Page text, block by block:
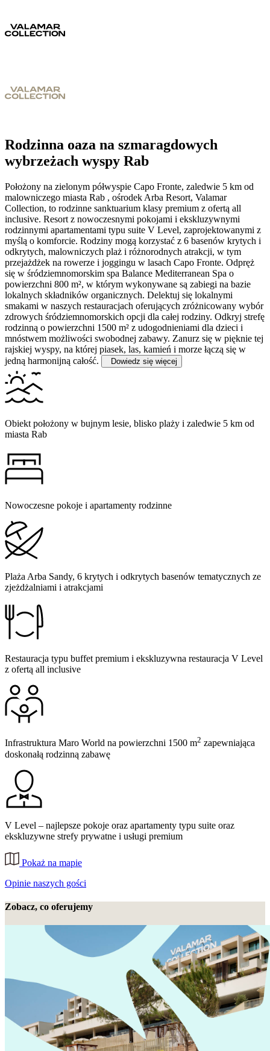
Rodzinna oaza na szmaragdowych
wybrzeżach wyspy Rab
Położony na zielonym półwyspie Capo Fronte, zaledwie 5 km od
malowniczego miasta Rab , ośrodek Arba Resort, Valamar
Collection, to rodzinne sanktuarium klasy premium z ofertą all
inclusive. Resort z nowoczesnymi pokojami i ekskluzywnymi
rodzinnymi apartamentami typu suite V Level, zaprojektowanymi z
myślą o komforcie. Rodziny mogą korzystać z 6 basenów krytych i
odkrytych, malowniczych plaż i różnorodnych atrakcji, w tym
przejażdżek na rowerze i joggingu w lasach Capo Fronte. Odpręż
się w śródziemnomorskim spa Balance Mediterranean Spa o
powierzchni 800 m², w którym wykonywane są zabiegi na bazie
lokalnych składników organicznych. Delektuj się lokalnymi
smakami w naszych restauracjach oferujących zróżnicowany wybór
zdrowych śródziemnomorskich opcji dla całej rodziny. Odkryj strefę
rodzinną o powierzchni 1500 m² z udogodnieniami dla dzieci i
mnóstwem możliwości swobodnej zabawy. Zanurz się w pięknie tej
rajskiej wyspy, na której piasek, las, kamień i morze łączą się w
jedną harmonijną całość.
Dowiedz się więcej
Obiekt położony w bujnym lesie, blisko plaży i zaledwie 5 km od
miasta Rab
Nowoczesne pokoje i apartamenty rodzinne
Plaża Arba Sandy, 6 krytych i odkrytych basenów tematycznych ze
zjeżdżalniami i atrakcjami
Restauracja typu buffet premium i ekskluzywna restauracja V Level
z ofertą all inclusive
Infrastruktura Maro World na powierzchni 1500 m2 zapewniająca
doskonałą rodzinną zabawę
V Level – najlepsze pokoje oraz apartamenty typu suite oraz
ekskluzywne strefy prywatne i usługi premium
Pokaż na mapie
Opinie naszych gości
Zobacz, co oferujemy